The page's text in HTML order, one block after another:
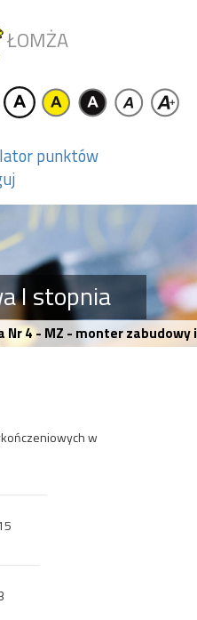
ŁOMŻA
punktów
I stopnia
Nr 4 - MZ - monter
w